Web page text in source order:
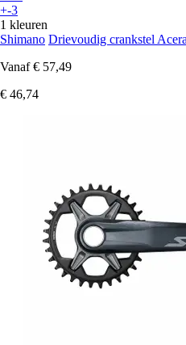
+-3
1 kleuren
Shimano Drievoudig crankstel
Vanaf € 57,49
€ 46,74